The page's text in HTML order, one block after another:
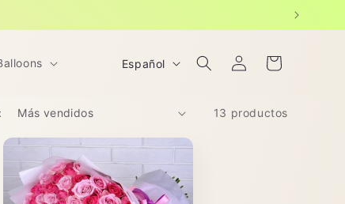
o
m
a
Español
Iniciar
sesión
Carrito
13 productos